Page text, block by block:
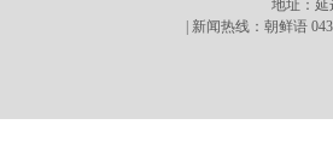
地址：延
| 新闻热线：朝鲜语